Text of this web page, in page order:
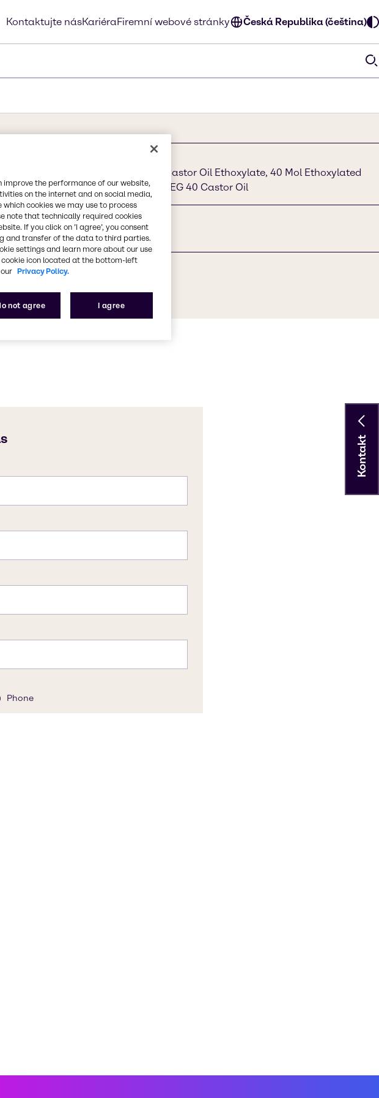
Kontaktujte násKariéraFiremní webové stránky Česká Republika (čeština)
Hydrogenated Castor Oil, 40 Mol Castor Oil Ethoxylate, 40 Mol Ethoxylated
Castor Oil Ethoxylate POE 40, PEG 40 Castor Oil
vzorec
Kontakt
improve the performance of our website,
on the internet and on social media,
cookies we may use to process
note that technically required cookies
If you click on ’I agree’, you consent
and transfer of the data to third parties.
settings and learn more about our use
cookie icon located at the bottom-left
Privacy Policy.
not agree I agree